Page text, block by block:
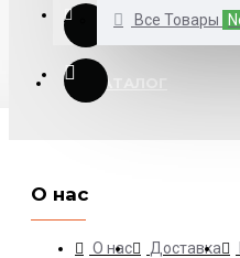
Все Товары
КАТАЛОГ
О нас
О нас Доставка